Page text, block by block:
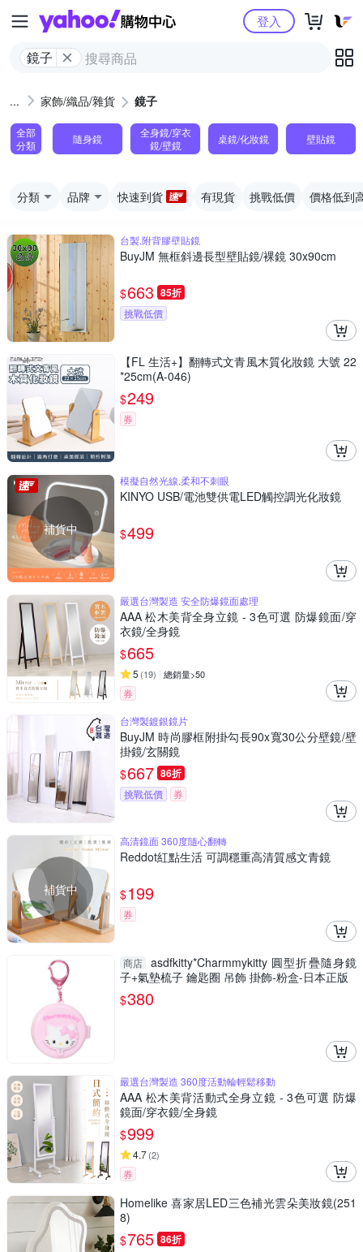
Yahoo購物中心
鏡子
登入
家飾/織品/雜貨 鏡子
全部
分類
隨身鏡
全身鏡/穿衣
鏡/壁鏡
桌鏡/化妝鏡 壁貼鏡
分類 品牌 快速到貨 有現貨 挑戰低價 價格低到
台製,附背膠壁貼鏡
BuyJM 無框斜邊長型壁貼鏡/裸鏡 30x90cm
$663 85折
挑戰低價
【FL 生活+】翻轉式文青風木質化妝鏡 大號 22
*25cm(A-046)
$249
券
補貨中
模擬自然光線,柔和不刺眼
KINYO USB/電池雙供電LED觸控調光化妝鏡
$499
嚴選台灣製造 安全防爆鏡面處理
AAA 松木美背全身立鏡 - 3色可選 防爆鏡面/穿
衣鏡/全身鏡
$665
5 (19) 總銷量>50
券
台灣製鍍銀鏡片
BuyJM 時尚膠框附掛勾長90x寬30公分壁鏡/壁
掛鏡/玄關鏡
$667 86折
挑戰低價 券
補貨中
高清鏡面 360度隨心翻轉
Reddot紅點生活 可調穩重高清質感文青鏡
$199
券
商店 asdfkitty*Charmmykitty 圓型折疊隨身鏡
子+氣墊梳子 鑰匙圈 吊飾 掛飾-粉盒-日本正版
$380
嚴選台灣製造 360度活動輪輕鬆移動
AAA 松木美背活動式全身立鏡 - 3色可選 防爆
鏡面/穿衣鏡/全身鏡
$999
4.7(2)
券
Homelike 喜家居LED三色補光雲朵美妝鏡(251
8)
$765 86折